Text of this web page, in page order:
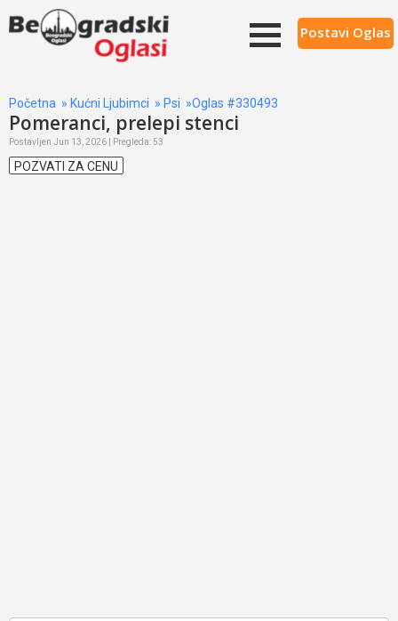
Postavi Oglas
Početna » Kućni Ljubimci » Psi »Oglas #330493
Pomeranci, prelepi stenci
Postavljen Jun 13, 2026 | Pregleda: 53
POZVATI ZA CENU